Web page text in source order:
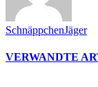
SchnäppchenJäger
VERWANDTE